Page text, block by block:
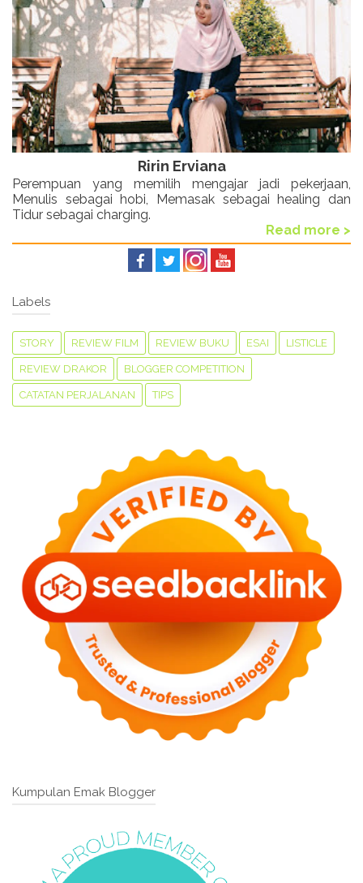
Ririn Erviana
Perempuan yang memilih mengajar jadi pekerjaan,
Menulis sebagai hobi, Memasak sebagai healing dan
Tidur sebagai charging.
Read more >
Labels
STORY REVIEW FILM REVIEW BUKU ESAI LISTICLE
REVIEW DRAKOR BLOGGER COMPETITION
CATATAN PERJALANAN TIPS
Kumpulan Emak Blogger